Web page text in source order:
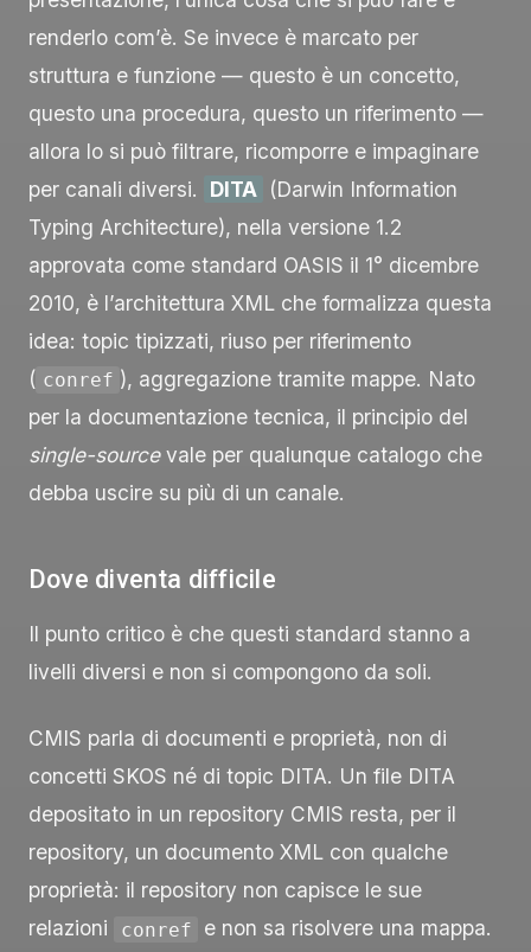
renderlo com’è. Se invece è marcato per
struttura e funzione — questo è un concetto,
questo una procedura, questo un riferimento —
allora lo si può filtrare, ricomporre e impaginare
per canali diversi.
DITA
(Darwin Information
Typing Architecture), nella versione 1.2
approvata come standard OASIS il 1° dicembre
2010, è l’architettura XML che formalizza questa
idea: topic tipizzati, riuso per riferimento
( conref ), aggregazione tramite mappe. Nato
per la documentazione tecnica, il principio del
single-sourcevale per qualunque catalogo che
debba uscire su più di un canale.
Dove diventa difficile
Il punto critico è che questi standard stanno a
livelli diversi e non si compongono da soli.
CMIS parla di documenti e proprietà, non di
concetti SKOS né di topic DITA. Un file DITA
depositato in un repository CMIS resta, per il
repository, un documento XML con qualche
proprietà: il repository non capisce le sue
relazioni
conref
e non sa risolvere una mappa.